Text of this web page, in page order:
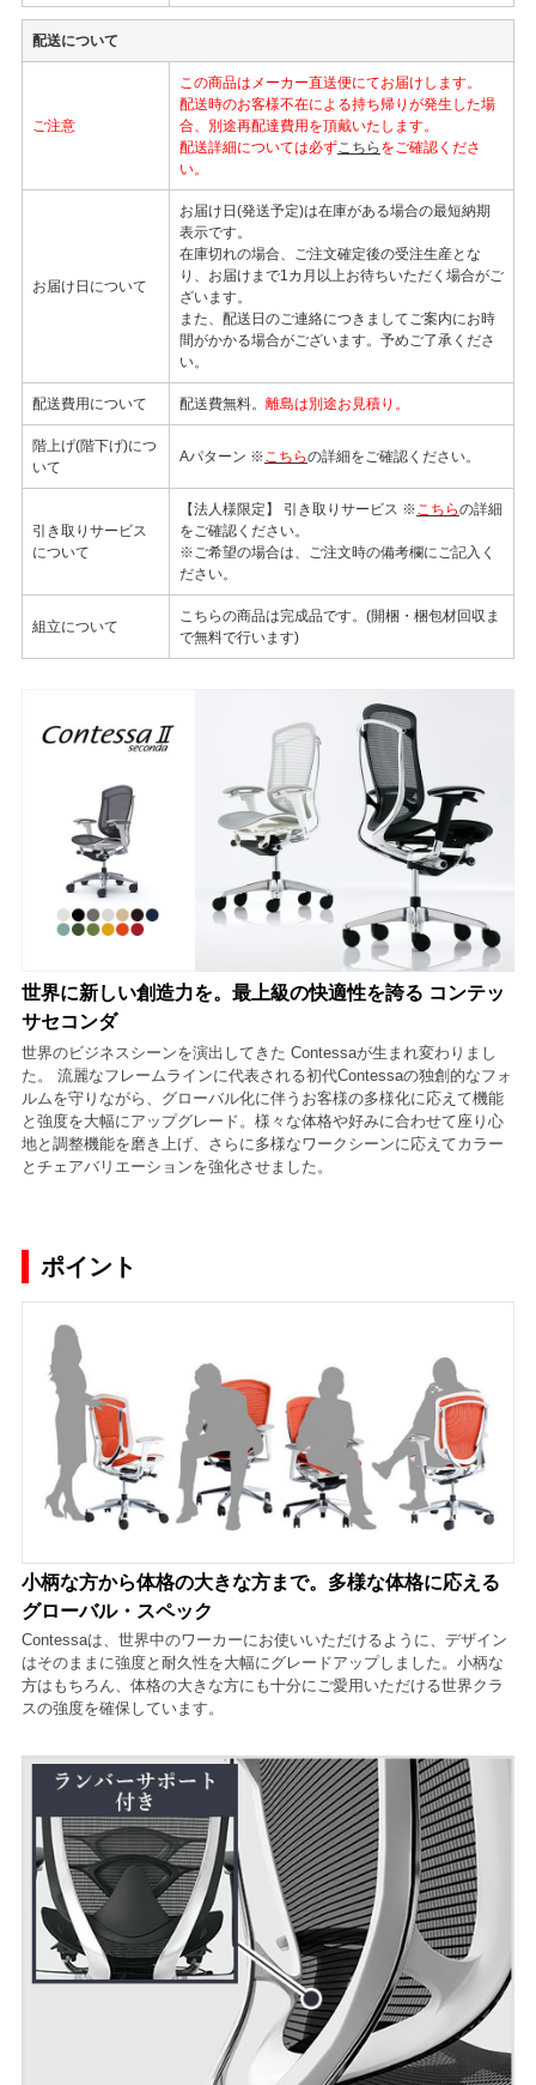
配送について
ご注意
この商品はメーカー直送便にてお届けします。
配送時のお客様不在による持ち帰りが発生した場
合、別途再配達費用を頂戴いたします。
配送詳細については必ずこちら をご確認くださ
い。
お届け日について
お届け日(発送予定)は在庫がある場合の最短納期
表示です。
在庫切れの場合、ご注文確定後の受注生産とな
り、お届けまで1カ月以上お待ちいただく場合がご
ざいます。
また、配送日のご連絡につきましてご案内にお時
間がかかる場合がございます。予めご了承くださ
い。
配送費用について 配送費無料。 離島は別途お見積り。
階上げ(階下げ)につ
いて
Aパターン ※こちらの詳細をご確認ください。
引き取りサービス
について
【法人様限定】 引き取りサービス ※こちらの詳細
をご確認ください。
※ご希望の場合は、ご注文時の備考欄にご記入く
ださい。
組立について
こちらの商品は完成品です。(開梱・梱包材回収ま
で無料で行います)
世界に新しい創造力を。最上級の快適性を誇る コンテッ
サセコンダ
世界のビジネスシーンを演出してきた Contessaが生まれ変わりまし
た。 流麗なフレームラインに代表される初代Contessaの独創的なフォ
ルムを守りながら、グローバル化に伴うお客様の多様化に応えて機能
と強度を大幅にアップグレード。様々な体格や好みに合わせて座り心
地と調整機能を磨き上げ、さらに多様なワークシーンに応えてカラー
とチェアバリエーションを強化させました。
ポイント
小柄な方から体格の大きな方まで。多様な体格に応える
グローバル・スペック
Contessaは、世界中のワーカーにお使いいただけるように、デザイン
はそのままに強度と耐久性を大幅にグレードアップしました。小柄な
方はもちろん、体格の大きな方にも十分にご愛用いただける世界クラ
スの強度を確保しています。